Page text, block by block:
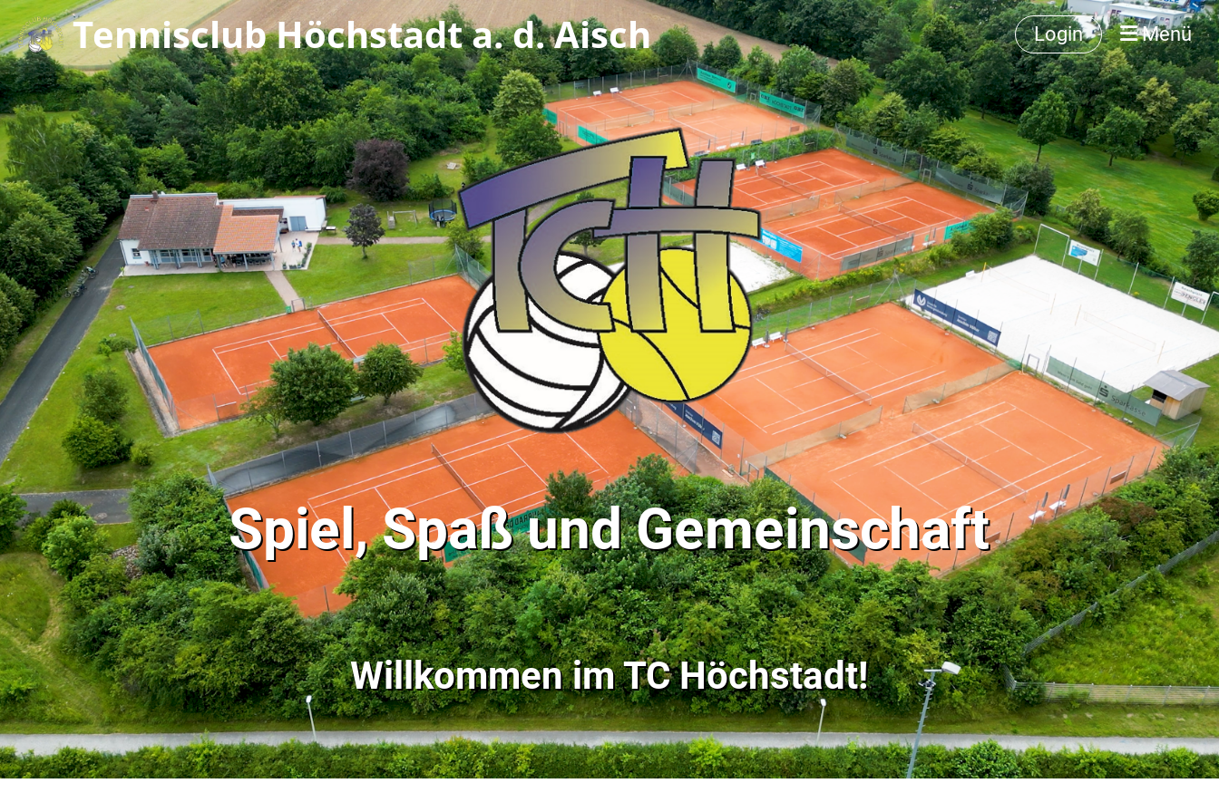
Tennisclub Höchstadt a. d. Aisch Login Menü
Spiel, Spaß und Gemeinschaft
Willkommen imTC Höchstadt!